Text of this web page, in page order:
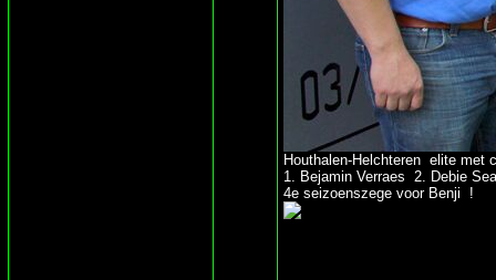
Houthalen-Helchteren elite met
1. Bejamin Verraes 2. Debie
4e seizoenszege voor Benji !